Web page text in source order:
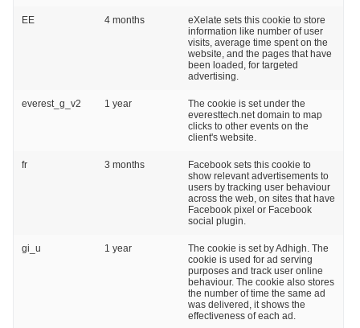
EE 4 months
eXelate sets this cookie to store
information like number of user
visits, average time spent on the
website, and the pages that have
been loaded, for targeted
advertising.
everest_g_v2 1 year
The cookie is set under the
everesttech.net domain to map
clicks to other events on the
client's website.
fr 3 months
Facebook sets this cookie to
show relevant advertisements to
users by tracking user behaviour
across the web, on sites that have
Facebook pixel or Facebook
social plugin.
gi_u 1 year
The cookie is set by Adhigh. The
cookie is used for ad serving
purposes and track user online
behaviour. The cookie also stores
the number of time the same ad
was delivered, it shows the
effectiveness of each ad.